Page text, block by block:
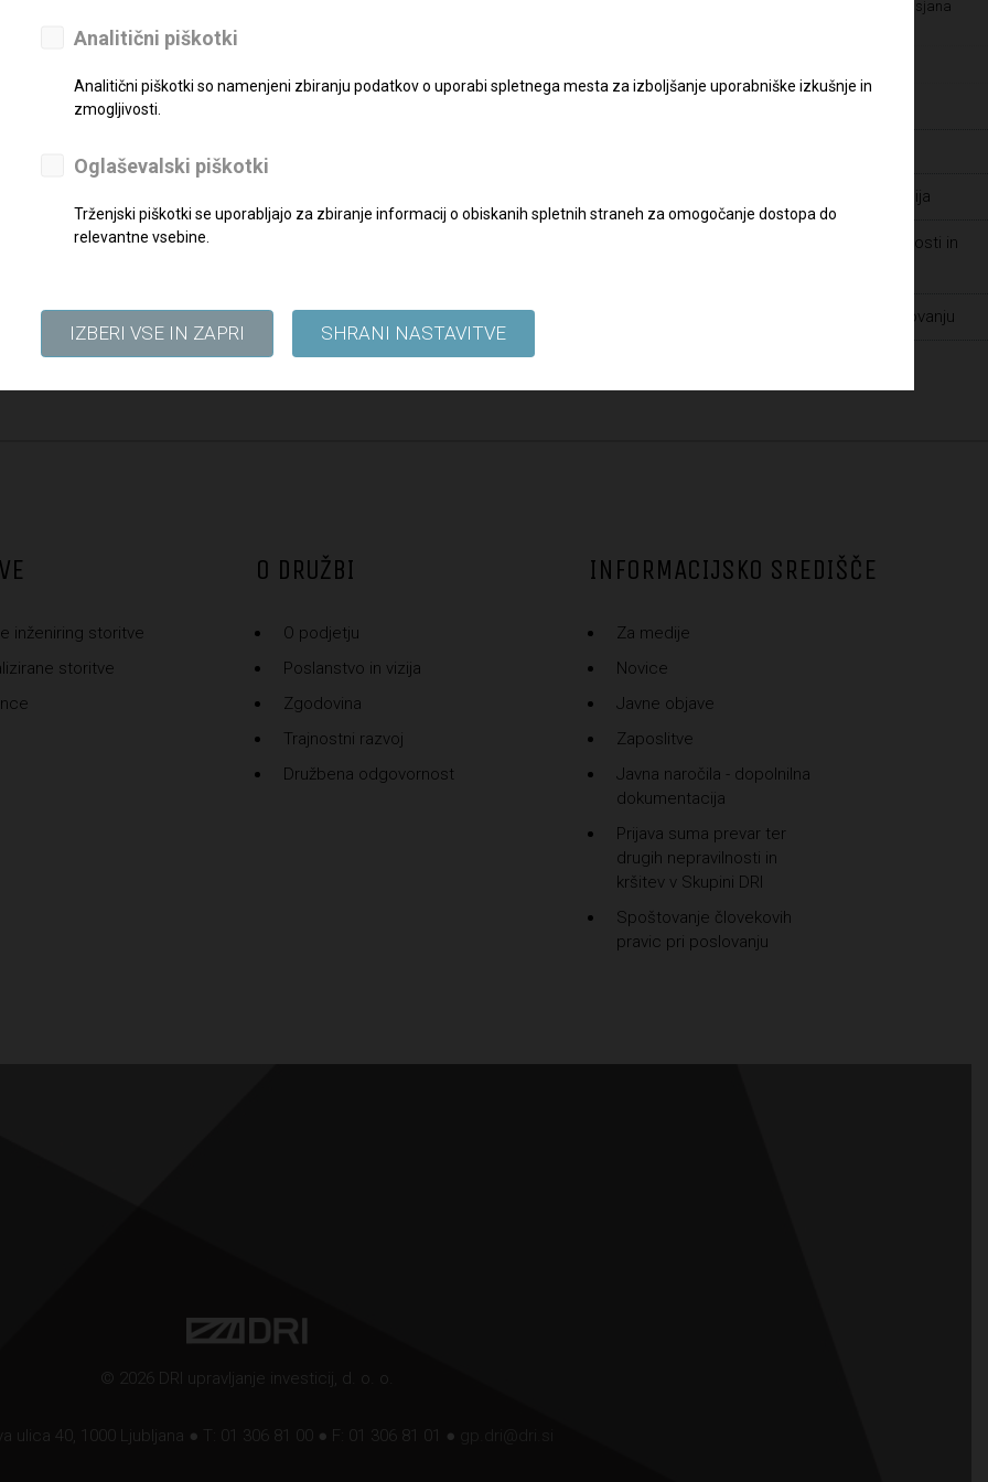
Kultura pravičnosti – Letališče Edvarda Rusjana
Javna naročila - dopolnilna dokumentacija
Prijava suma prevar ter drugih nepravilnosti in
Spoštovanje človekovih pravic pri poslovanju
inženiring storitve
storitve
O DRUŽBI
O podjetju
Poslanstvo in vizija
Zgodovina
Trajnostni razvoj
Družbena odgovornost
INFORMACIJSKO SREDIŠČE
Za medije
Novice
Javne objave
Zaposlitve
Javna naročila - dopolnilna
dokumentacija
Prijava suma prevar ter
drugih nepravilnosti in
kršitev v Skupini DRI
Spoštovanje človekovih
pravic pri poslovanju
© 2026 DRI upravljanje investicij, d. o. o.
ulica 40, 1000 Ljubljana ● T: 01 306 81 00 ● F: 01 306 81 01 ●
Analitični piškotki
Analitični piškotki so namenjeni zbiranju podatkov o uporabi spletnega mesta za izboljšanje uporabniške izkušnje in
zmogljivosti.
Oglaševalski piškotki
Trženjski piškotki se uporabljajo za zbiranje informacij o obiskanih spletnih straneh za omogočanje dostopa do
relevantne vsebine.
IZBERI VSE IN ZAPRI SHRANI NASTAVITVE